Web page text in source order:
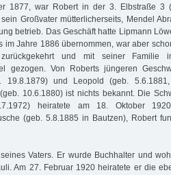
1877, war Robert in der 3. Elbstraße 3
Großvater mütterlicherseits, Mendel
betrieb. Das Geschäft hatte Lipmann
im Jahre 1886 übernommen, war aber
und mit seiner Familie
gezogen. Von Roberts jüngeren
19.8.1879) und Leopold (geb. 5.6.1881,
10.6.1880) ist nichts bekannt. Die
heiratete am 18. Oktober
(geb. 5.8.1885 in Bautzen), Robert
Vaters. Er wurde Buchhalter und
Am 27. Februar 1920 heiratete er die